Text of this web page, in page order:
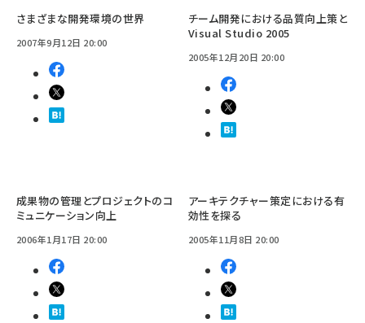
さまざまな開発環境の世界
2007年9月12日 20:00
チーム開発における品質向上策と
Visual Studio 2005
2005年12月20日 20:00
成果物の管理とプロジェクトのコ
ミュニケーション向上
2006年1月17日 20:00
アーキテクチャー策定における有
効性を探る
2005年11月8日 20:00